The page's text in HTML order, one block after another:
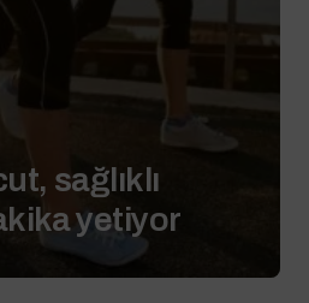
sağlıklı
yetiyor